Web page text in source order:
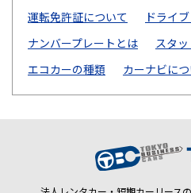
運転免許証について
ドライ
ナンバープレートとは
スタ
エコカーの種類
カーナビに